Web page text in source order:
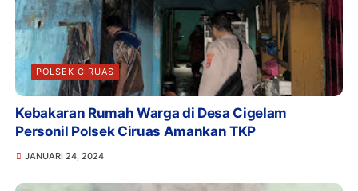
POLSEK CIRUAS
Kebakaran Rumah Warga di Desa Cigelam
Personil Polsek Ciruas Amankan TKP
JANUARI 24, 2024